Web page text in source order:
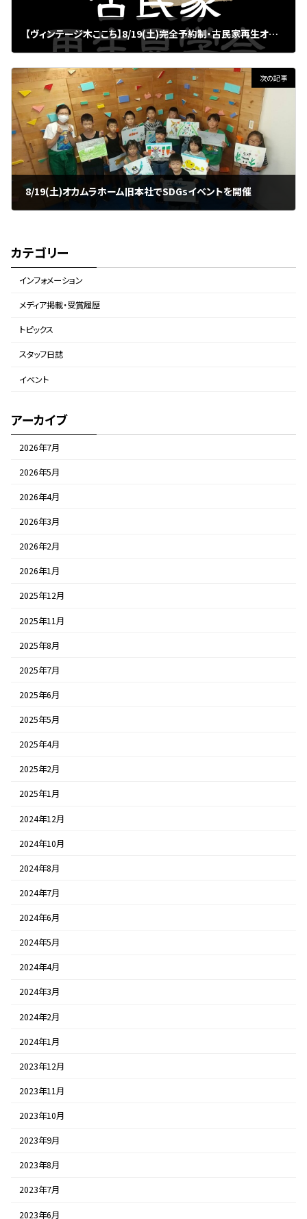
【ヴィンテージ木ここち】8/19(土)完全予約制・古民家再生オーナー様宅見学会 in 八街市
次の記事
8/19(土)オカムラホーム旧本社でSDGsイベントを開催
カテゴリー
インフォメーション
メディア掲載・受賞履歴
トピックス
スタッフ日誌
イベント
アーカイブ
2026年7月
2026年5月
2026年4月
2026年3月
2026年2月
2026年1月
2025年12月
2025年11月
2025年8月
2025年7月
2025年6月
2025年5月
2025年4月
2025年2月
2025年1月
2024年12月
2024年10月
2024年8月
2024年7月
2024年6月
2024年5月
2024年4月
2024年3月
2024年2月
2024年1月
2023年12月
2023年11月
2023年10月
2023年9月
2023年8月
2023年7月
2023年6月